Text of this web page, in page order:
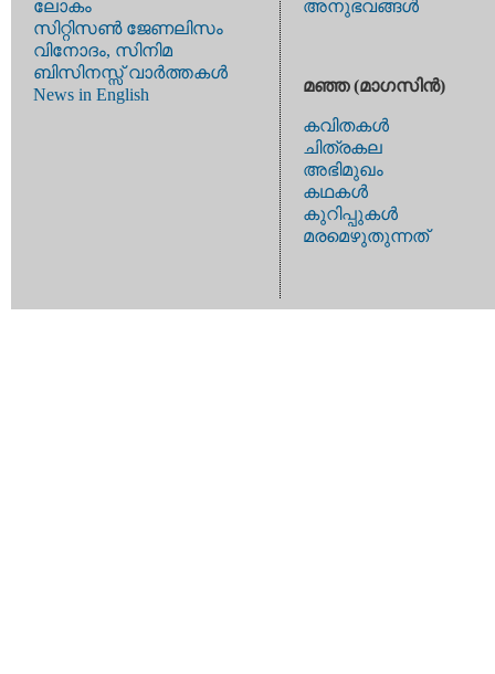
ലോകം
സിറ്റിസണ്‍ ജേണലിസം
വിനോദം, സിനിമ
ബിസിനസ്സ് വാര്‍ത്തകള്‍
News in English
അനുഭവങ്ങള്‍
മഞ്ഞ (മാഗസിന്‍)
കവിതകള്‍
ചിത്രകല
അഭിമുഖം
കഥകള്‍
കുറിപ്പുകള്‍
മരമെഴുതുന്നത്